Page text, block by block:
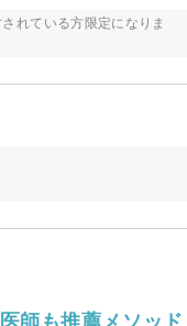
れている方限定になりま